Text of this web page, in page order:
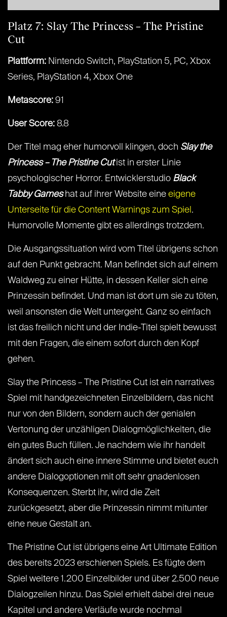
Platz 7: Slay The Princess – The Pristine
Cut
Plattform: Nintendo Switch, PlayStation 5, PC, Xbox
Series, PlayStation 4, Xbox One
Metascore: 91
User Score: 8.8
Der Titel mag eher humorvoll klingen, doch Slay the
Princess – The Pristine Cutist in erster Linie
psychologischer Horror. Entwicklerstudio Black
Tabby Gameshat auf ihrer Website eine eigene
Unterseite für die Content Warnings zum Spiel .
Humorvolle Momente gibt es allerdings trotzdem.
Die Ausgangssituation wird vom Titel übrigens schon
auf den Punkt gebracht. Man befindet sich auf einem
Waldweg zu einer Hütte, in dessen Keller sich eine
Prinzessin befindet. Und man ist dort um sie zu töten,
weil ansonsten die Welt untergeht. Ganz so einfach
ist das freilich nicht und der Indie-Titel spielt bewusst
mit den Fragen, die einem sofort durch den Kopf
gehen.
Slay the Princess – The Pristine Cut ist ein narratives
Spiel mit handgezeichneten Einzelbildern, das nicht
nur von den Bildern, sondern auch der genialen
Vertonung der unzähligen Dialogmöglichkeiten, die
ein gutes Buch füllen. Je nachdem wie ihr handelt
ändert sich auch eine innere Stimme und bietet euch
andere Dialogoptionen mit oft sehr gnadenlosen
Konsequenzen. Sterbt ihr, wird die Zeit
zurückgesetzt, aber die Prinzessin nimmt mitunter
eine neue Gestalt an.
The Pristine Cut ist übrigens eine Art Ultimate Edition
des bereits 2023 erschienen Spiels. Es fügte dem
Spiel weitere 1.200 Einzelbilder und über 2.500 neue
Dialogzeilen hinzu. Das Spiel erhielt dabei drei neue
Kapitel und andere Verläufe wurde nochmal